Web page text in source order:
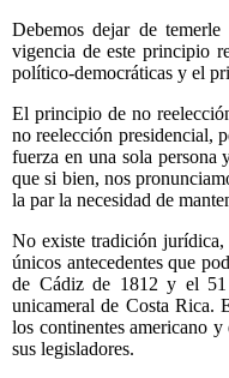
Debemos dejar de
vigencia de este principio
político-democráticas y el
El principio de no
no reelección presidencial,
fuerza en una sola persona
que si bien, nos
la par la necesidad de
No existe tradición
únicos antecedentes que
de Cádiz de 1812 y el
unicameral de Costa Rica.
los continentes americano
sus legisladores.